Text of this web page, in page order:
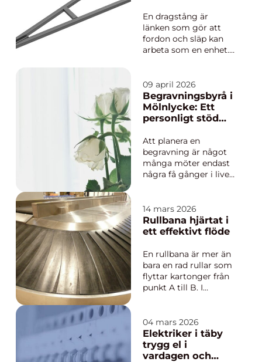
En dragstång är
länken som gör att
fordon och släp kan
arbeta som en enhet.
och gör tunga
transporter möjliga
utan att tumma på
säkerheten. N&...
09 april 2026
Begravningsbyrå i
Mölnlycke: Ett
personligt stöd
avskedet
Att planera en
begravning är något
många möter endast
några få gånger i livet.
praktisk stress. Då blir
en trygg och erfaren
begravningsbyrå
14 mars 2026
Rullbana hjärtat i
ett effektivt flöde
En rullbana är mer än
bara en rad rullar som
flyttar kartonger från
punkt A till B. I
produktionsmiljöer
fungerar den som ett
nav som binder ihop
hela materialflödet.
04 mars 2026
Elektriker i täby
trygg el i
vardagen och